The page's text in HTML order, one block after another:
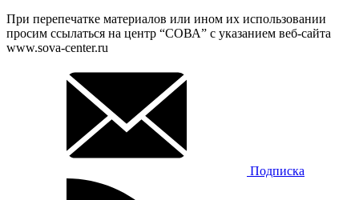
При перепечатке материалов или ином их использовании
просим ссылаться на центр “СОВА” с указанием веб-сайта
www.sova-center.ru
Подписка